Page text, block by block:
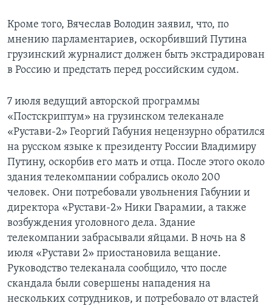
Кроме того, Вячеслав Володин заявил, что, по
мнению парламентариев, оскорбивший Путина
грузинский журналист должен быть экстрадирован
в Россию и предстать перед российским судом.
7 июля ведущий авторской программы
«Постскриптум» на грузинском телеканале
«Рустави-2» Георгий Габуния нецензурно обратился
на русском языке к президенту России Владимиру
Путину, оскорбив его мать и отца. После этого около
здания телекомпании собрались около 200
человек. Они потребовали увольнения Габунии и
директора «Рустави-2» Ники Гварамии, а также
возбуждения уголовного дела. Здание
телекомпании забрасывали яйцами. В ночь на 8
июля «Рустави 2» приостановила вещание.
Руководство телеканала сообщило, что после
скандала были совершены нападения на
нескольких сотрудников, и потребовало от властей